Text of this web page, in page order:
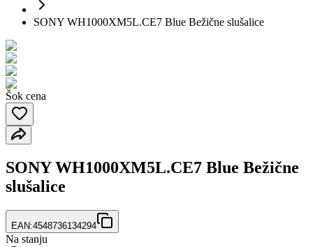
SONY WH1000XM5L.CE7 Blue Bežične slušalice
Šok cena
SONY WH1000XM5L.CE7 Blue Bežične
slušalice
EAN:4548736134294
Na stanju